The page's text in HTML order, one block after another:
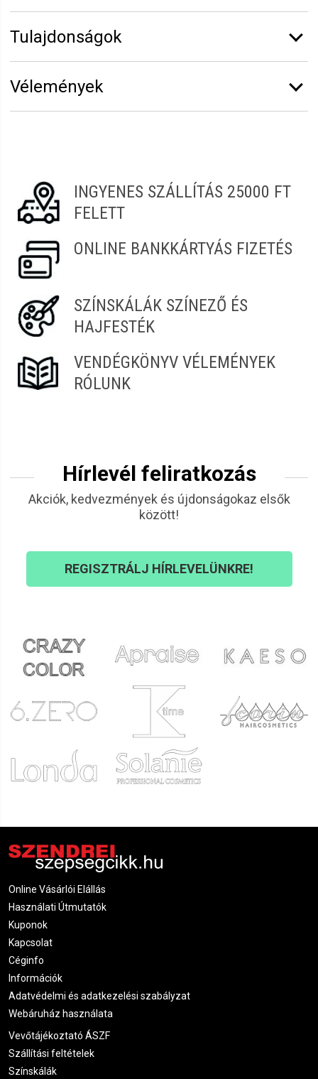
Tulajdonságok
Vélemények
INGYENES SZÁLLÍTÁS 25000 FT
FELETT
ONLINE BANKKÁRTYÁS FIZETÉS
SZÍNSKÁLÁK SZÍNEZŐ ÉS
HAJFESTÉK
VENDÉGKÖNYV VÉLEMÉNYEK
RÓLUNK
Hírlevél feliratkozás
Akciók, kedvezmények és újdonságokaz elsők
között!
REGISZTRÁLJ HÍRLEVELÜNKRE!
Online Vásárlói Elállás
Használati Útmutatók
Kuponok
Kapcsolat
Céginfo
Információk
Adatvédelmi és adatkezelési szabályzat
Webáruház használata
Vevőtájékoztató ÁSZF
Szállítási feltételek
Színskálák